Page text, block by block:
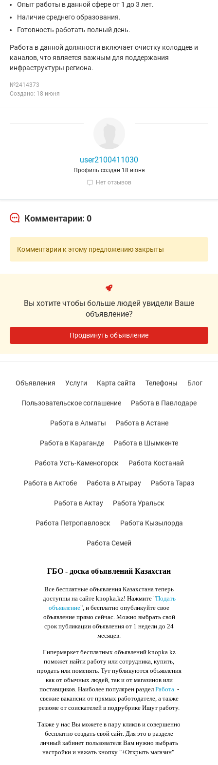
Опыт работы в данной сфере от 1 до 3 лет.
Наличие среднего образования.
Готовность работать полный день.
Работа в данной должности включает очистку колодцев и
каналов, что является важным для поддержания
инфраструктуры региона.
№2414373
Создано: 18 июня
user2100411030
Профиль создан 18 июня
Нет отзывов
Комментарии: 0
Комментарии к этому предложению закрыты
Вы хотите чтобы больше людей увидели Ваше
объявление?
Продвинуть объявление
ГБО - доска объявлений Казахстан
Все бесплатные объявления Казахстана теперь
доступны на сайте knopka.kz! Нажмите "Подать
объявление", и бесплатно опубликуйте свое
объявление прямо сейчас. Можно выбрать свой
срок публикации объявления от 1 недели до 24
месяцев.
Гипермаркет бесплатных объявлений knopka.kz
поможет найти работу или сотрудника, купить,
продать или поменять. Тут публикуются объявления
как от обычных людей, так и от магазинов или
поставщиков. Наиболее популярен раздел Работа-
свежие вакансии от прямых работодателе, а также
резюме от соискателей в подрубрике Ищут работу.
Также у нас Вы можете в пару кликов и совершенно
бесплатно создать свой сайт. Для это в разделе
личный кабинет пользователя Вам нужно выбрать
настройки и нажать кнопку "+Открыть магазин"
Объявления Услуги Карта сайта Телефоны Блог
Пользовательское соглашение Работа в Павлодаре
Работа в Алматы Работа в Астане
Работа в Караганде Работа в Шымкенте
Работа Усть-Каменогорск Работа Костанай
Работа в Актобе Работа в Атырау Работа Тараз
Работа в Актау Работа Уральск
Работа Петропавловск Работа Кызылорда
Работа Семей